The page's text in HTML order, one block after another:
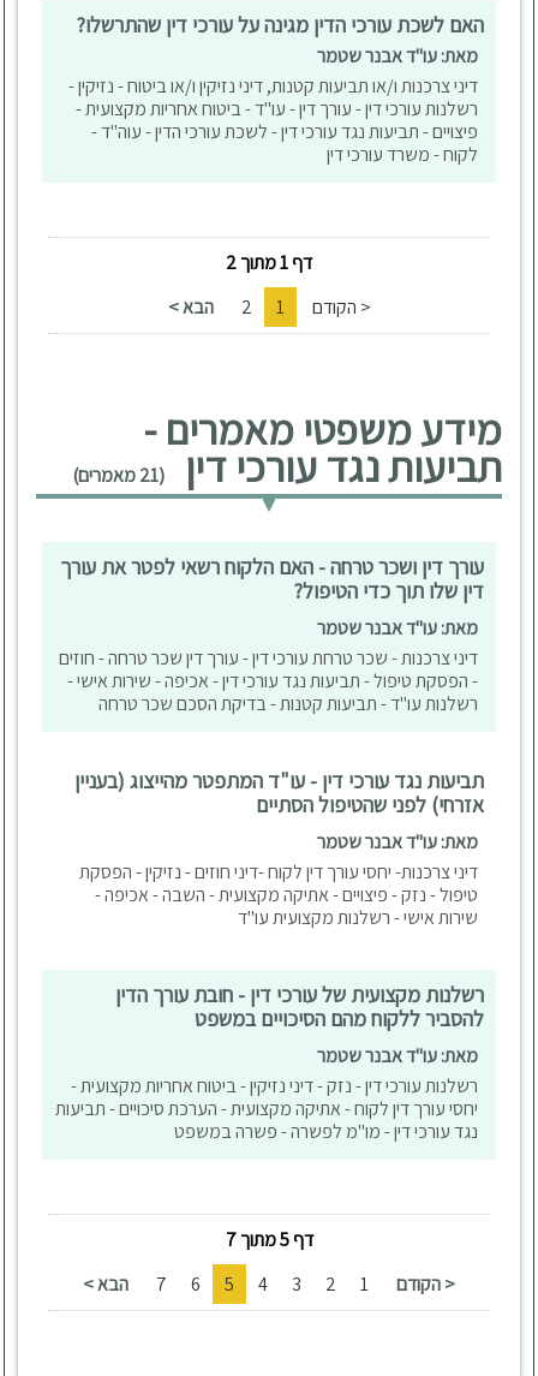
האם לשכת עורכי הדין מגינה על עורכי דין שהתרשלו?
מאת: עו"ד אבנר שטמר
דיני צרכנות ו/או תביעות קטנות, דיני נזיקין ו/או ביטוח - נזיקין -
רשלנות עורכי דין - עורך דין - עו"ד - ביטוח אחריות מקצועית -
פיצויים - תביעות נגד עורכי דין - לשכת עורכי הדין - עוה"ד -
לקוח - משרד עורכי דין
דף 1 מתוך 2
< הקודם
1
2 הבא >
מידע משפטי מאמרים -
תביעות נגד עורכי דין (21 מאמרים)
עורך דין ושכר טרחה - האם הלקוח רשאי לפטר את עורך
דין שלו תוך כדי הטיפול?
מאת: עו"ד אבנר שטמר
דיני צרכנות - שכר טרחת עורכי דין - עורך דין שכר טרחה - חוזים
- הפסקת טיפול - תביעות נגד עורכי דין - אכיפה - שירות אישי -
רשלנות עו"ד - תביעות קטנות - בדיקת הסכם שכר טרחה
תביעות נגד עורכי דין - עו"ד המתפטר מהייצוג (בעניין
אזרחי) לפני שהטיפול הסתיים
מאת: עו"ד אבנר שטמר
דיני צרכנות- יחסי עורך דין לקוח -דיני חוזים - נזיקין - הפסקת
טיפול - נזק - פיצויים - אתיקה מקצועית - השבה - אכיפה -
שירות אישי - רשלנות מקצועית עו"ד
רשלנות מקצועית של עורכי דין - חובת עורך הדין
להסביר ללקוח מהם הסיכויים במשפט
מאת: עו"ד אבנר שטמר
רשלנות עורכי דין - נזק - דיני נזיקין - ביטוח אחריות מקצועית -
יחסי עורך דין לקוח - אתיקה מקצועית - הערכת סיכויים - תביעות
נגד עורכי דין - מו"מ לפשרה - פשרה במשפט
דף 5 מתוך 7
< הקודם
1
2
3
4
5
6
7 הבא >